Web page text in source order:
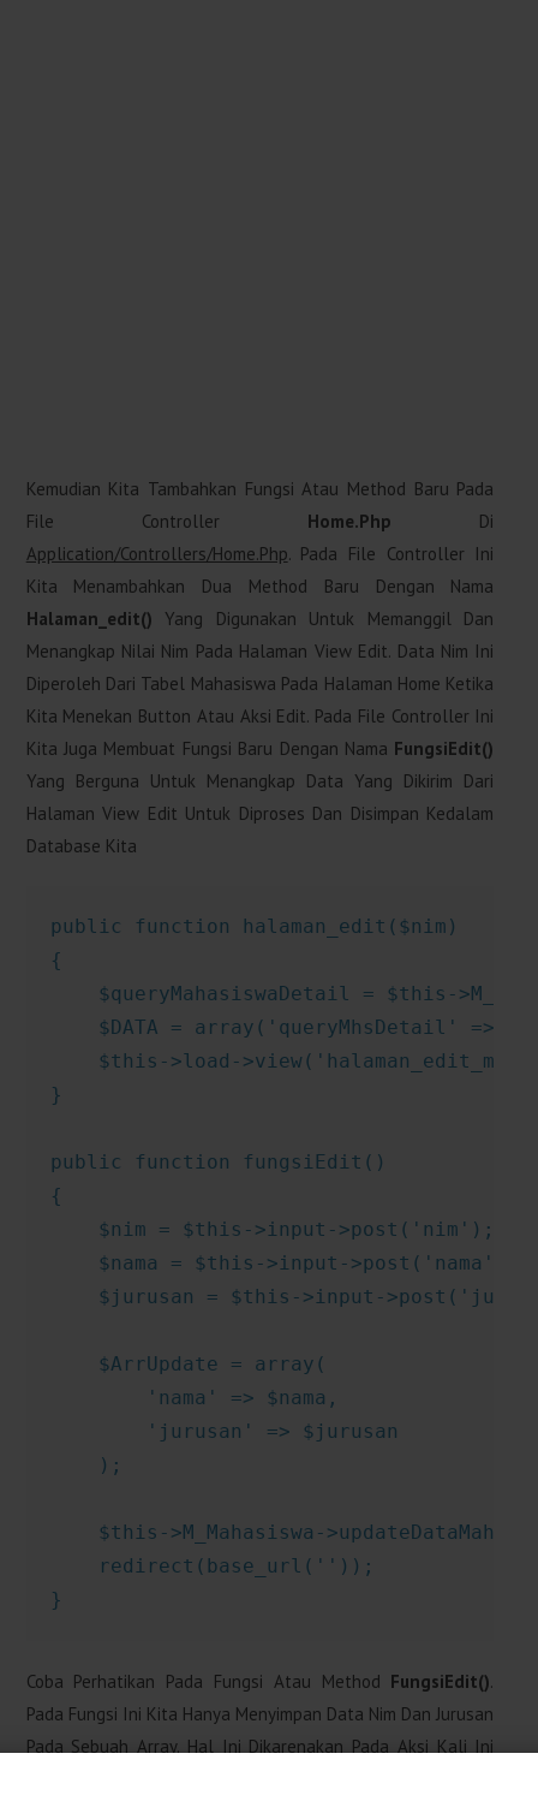
Kemudian Kita Tambahkan Fungsi Atau Method Baru Pada
File Controller Home.php Di
Application/controllers/Home.php. Pada File Controller Ini
Kita Menambahkan Dua Method Baru Dengan Nama
Halaman_edit() Yang Digunakan Untuk Memanggil Dan
Menangkap Nilai Nim Pada Halaman View Edit. Data Nim Ini
Diperoleh Dari Tabel Mahasiswa Pada Halaman Home Ketika
Kita Menekan Button Atau Aksi Edit. Pada File Controller Ini
Kita Juga Membuat Fungsi Baru Dengan Nama FungsiEdit()
Yang Berguna Untuk Menangkap Data Yang Dikirim Dari
Halaman View Edit Untuk Diproses Dan Disimpan Kedalam
Database Kita
public function halaman_edit($nim)
{
$queryMahasiswaDetail = $this-
$DATA = array('queryMhsDetail' =>
$this->load-
}
public function fungsiEdit()
{
    $nim = $this->input->post('nim');
    $nama = $this->input->post('nama');
$jurusan = $this->input-
    $ArrUpdate = array(
        'nama' => $nama,
        'jurusan' => $jurusan
    );
$this->M_Mahasiswa-
    redirect(base_url(''));
}
Coba Perhatikan Pada Fungsi Atau Method FungsiEdit().
Pada Fungsi Ini Kita Hanya Menyimpan Data Nim Dan Jurusan
Pada Sebuah Array. Hal Ini Dikarenakan Pada Aksi Kali Ini